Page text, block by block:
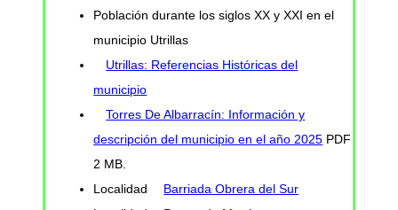
Población durante los siglos XX y XXI en el
municipio Utrillas
Utrillas: Referencias Históricas del
municipio
Torres De Albarracín: Información y
descripción del municipio en el año 2025 PDF
2 MB.
Localidad
Barriada Obrera del Sur